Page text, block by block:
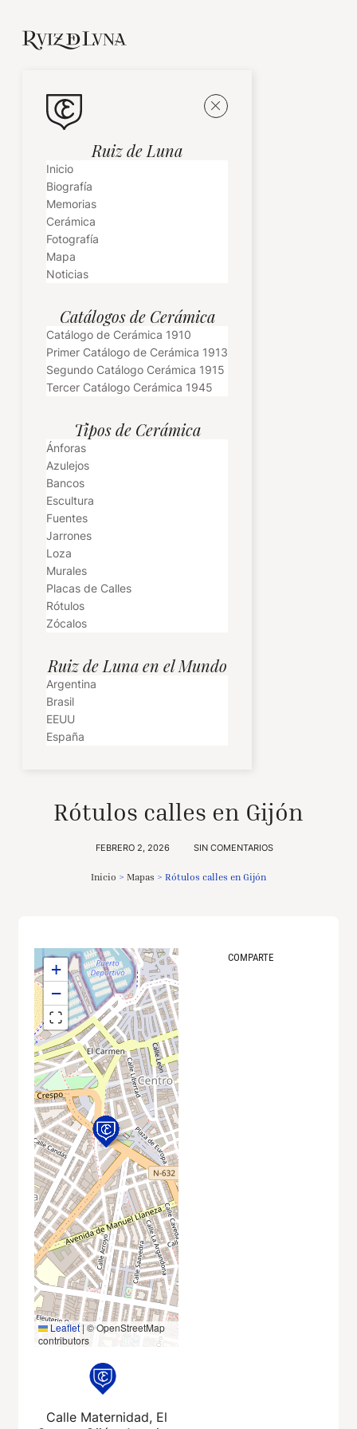
Ruiz de Luna
Inicio
Biografía
Memorias
Cerámica
Fotografía
Mapa
Noticias
Catálogos de Cerámica
Catálogo de Cerámica 1910
Primer Catálogo de Cerámica 1913
Segundo Catálogo Cerámica 1915
Tercer Catálogo Cerámica 1945
Tipos de Cerámica
Ánforas
Azulejos
Bancos
Escultura
Fuentes
Jarrones
Loza
Murales
Placas de Calles
Rótulos
Zócalos
Ruiz de Luna en el Mundo
Argentina
Brasil
EEUU
España
Rótulos calles en Gijón
FEBRERO 2, 2026 SIN COMENTARIOS
Inicio > Mapas > Rótulos calles en Gijón
COMPARTE
+
−
Leaflet|© OpenStreetMap
contributors
Calle Maternidad, El